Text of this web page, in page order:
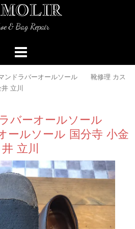
& Bag Repair
ンドラバーオールソール 靴修理 カス
立川
バーオールソール
ールソール 国分寺 小金
井 立川